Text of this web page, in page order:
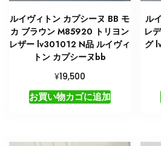
ルイヴィトン カプシーヌ BB モ
カ ブラウン M85920 トリヨン
レザー lv301012 N品 ルイヴィ
トン カプシーヌbb
¥19,500
お買い物カゴに追加
ル
レ
グ